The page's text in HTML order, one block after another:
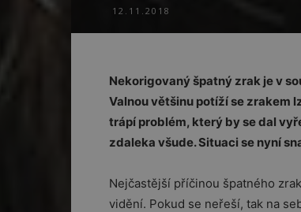
12.11.2018
Nekorigovaný špatný zrak je v
Valnou většinu potíží se zrakem
trápí problém, který by se dal
zdaleka všude. Situaci se nyní
Nejčastější příčinou špatného
vidění. Pokud se neřeší, tak na